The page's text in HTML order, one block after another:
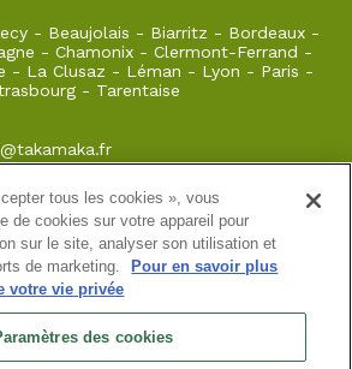
- Beaujolais - Biarritz - Bordeaux -
- Chamonix - Clermont-Ferrand -
- La Clusaz - Léman - Lyon - Paris -
- Tarentaise
70
38000 GRENOBLE
compte-Informations pratiques-
de vente
Newsletter
-Données personnelles
tous les cookies », vous
de cookies sur votre appareil pour
sur le site, analyser son utilisation et
de marketing.
Pour en savoir plus
votre vie privée
des cookies